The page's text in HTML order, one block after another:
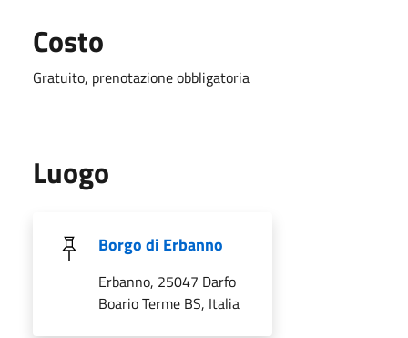
Costo
Gratuito, prenotazione obbligatoria
Luogo
Borgo di Erbanno
Erbanno, 25047 Darfo
Boario Terme BS, Italia